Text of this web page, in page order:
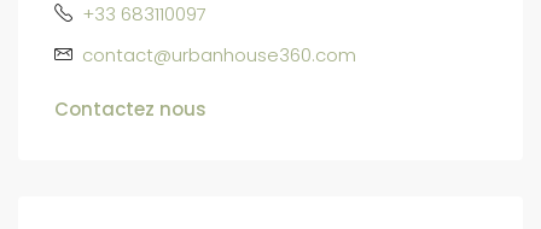
+33 683110097
contact@urbanhouse360.com
Contactez nous